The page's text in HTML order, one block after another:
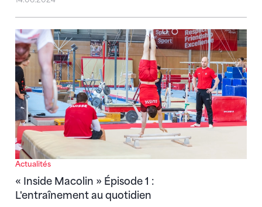
Actualités
« Inside Macolin » Épisode 1 :
L'entraînement au quotidien
« Inside Macolin » Épisode 1 : L'entraînement au